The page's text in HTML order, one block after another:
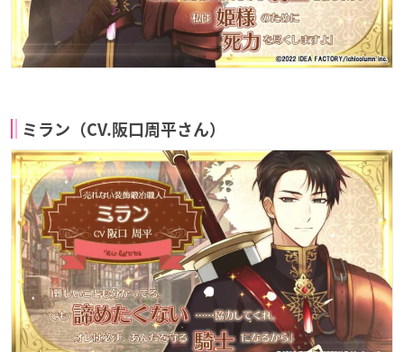
ミラン（CV.阪口周平さん）